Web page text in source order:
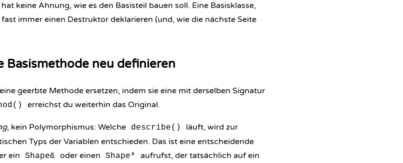
keine Ahnung, wie es den Basisteil bauen soll. Eine Basisklasse,
immer einen Destruktor deklarieren (und, wie die nächste Seite
Basismethode neu definieren
geerbte Methode ersetzen, indem sie eine mit derselben Signatur
erreichst du weiterhin das Original.
, kein Polymorphismus: Welche describe()
läuft, wird zur
Typs der Variablen entschieden. Das ist eine entscheidende
ein
Shape& oder einen Shape* aufrufst, der tatsächlich auf ein